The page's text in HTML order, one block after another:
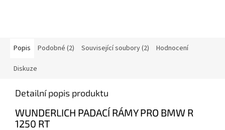
Popis Podobné (2) Související soubory (2) Hodnocení
Diskuze
Detailní popis produktu
WUNDERLICH PADACÍ RÁMY PRO BMW R
1250 RT